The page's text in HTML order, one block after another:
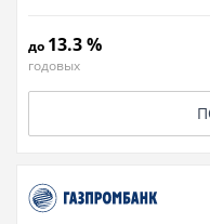
до 13.3 %
годовых